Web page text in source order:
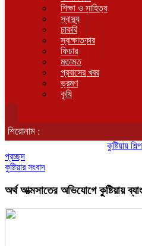
শিক্ষা ও সাহিত্য
স্বাস্থ্য
চাকরি
স্বাক্ষাতকার
ফিচার
মতামত
প্রবাসের খবর
ভ্রমণ
কৃষি
শিরোনাম :
কুষ্টিয়ায়
প্রচ্ছদ
কুষ্টিয়ার সংবাদ
অর্থ আত্মসাতের অভিযোগে কুষ্টিয়ায়